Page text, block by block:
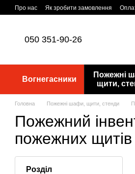
Перейти до основного контенту
Про нас Як зробити замовлення
050 351-90-26
Вогнегасники
Пожежні
щити,
Головна Пожежні шафи, щити, стенди
Пожежний
пожежних щитів
Розділ